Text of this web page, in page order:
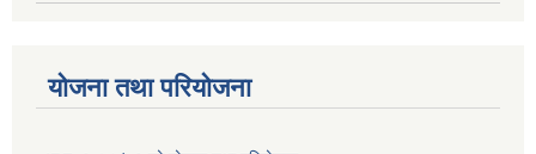
योजना तथा परियोजना